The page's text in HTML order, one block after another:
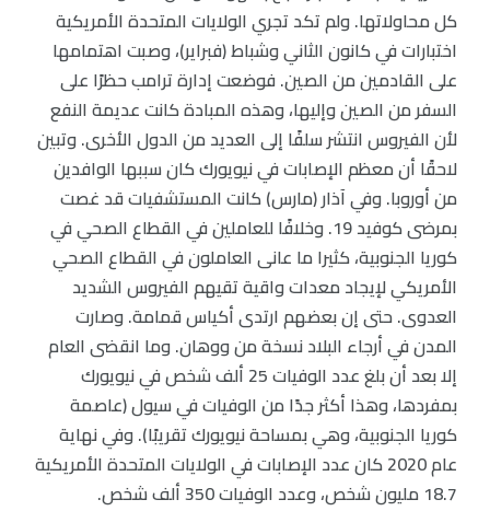
كل محاولاتها. ولم تكد تجري الولايات المتحدة الأمريكية
اختبارات في كانون الثاني وشباط (فبراير)، وصبت اهتمامها
على القادمين من الصين. فوضعت إدارة ترامب حظرًا على
السفر من الصين وإليها، وهذه المبادة كانت عديمة النفع
لأن الفيروس انتشر سلفًا إلى العديد من الدول الأخرى. وتبين
لاحقًا أن معظم الإصابات في نيويورك كان سببها الوافدين
من أوروبا. وفي آذار (مارس) كانت المستشفيات قد غصت
بمرضى كوفيد 19. وخلافًا للعاملين في القطاع الصحي في
كوريا الجنوبية، كثيرا ما عانى العاملون في القطاع الصحي
الأمريكي لإيجاد معدات واقية تقيهم الفيروس الشديد
العدوى. حتى إن بعضهم ارتدى أكياس قمامة. وصارت
المدن في أرجاء البلاد نسخة من ووهان. وما انقضى العام
إلا بعد أن بلغ عدد الوفيات 25 ألف شخص في نيويورك
بمفردها، وهذا أكثر جدًا من الوفيات في سيول (عاصمة
كوريا الجنوبية، وهي بمساحة نيويورك تقريبًا). وفي نهاية
عام 2020 كان عدد الإصابات في الولايات المتحدة الأمريكية
18.7 مليون شخص، وعدد الوفيات 350 ألف شخص.